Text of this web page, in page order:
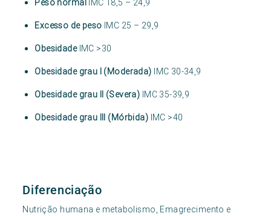
Peso normal IMC 18,5 – 24,9
Excesso de peso IMC 25 – 29,9
ObesidadeIMC >30
Obesidade grau I (Moderada) IMC 30-34,9
Obesidade grau II (Severa) IMC 35-39,9
Obesidade grau III (Mórbida) IMC >40
Diferenciação
Nutrição humana e metabolismo, Emagrecimento e